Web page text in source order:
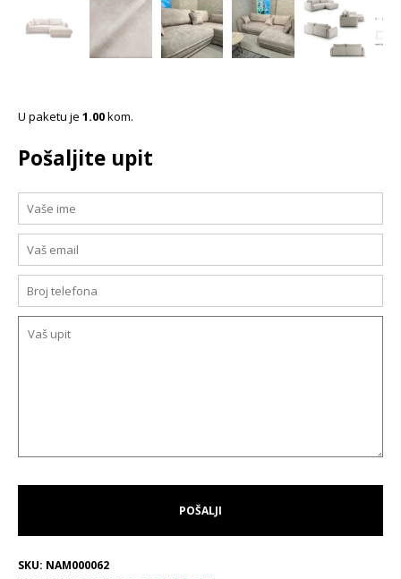
U paketu je 1.00kom.
Pošaljite upit
SKU: NAM000062